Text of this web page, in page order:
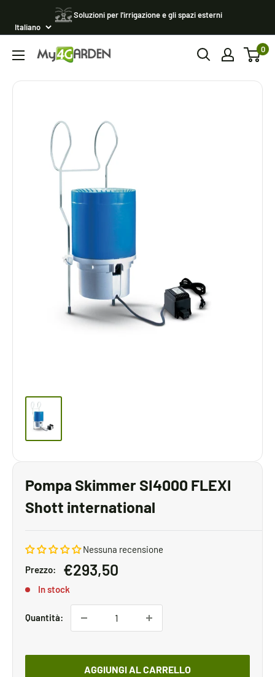
Soluzioni per l'irrigazione e gli spazi esterni
My4garden 0
Pompa Skimmer SI4000 FLEXI
Shott international
Nessuna recensione
Prezzo:
Prezzo
scontato
€293,50
In stock
Quantità:
AGGIUNGI AL CARRELLO